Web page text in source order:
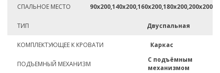
СПАЛЬНОЕ МЕСТО 90х200,140х200,160х200,180х200,200х200
ТИП Двуспальная
КОМПЛЕКТУЮЩЕЕ К КРОВАТИ Каркас
ПОДЪЕМНЫЙ МЕХАНИЗМ
С подъёмным
механизмом